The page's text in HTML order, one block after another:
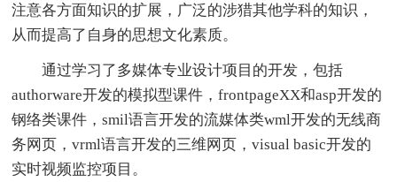
注意各方面知识的扩展，广泛的涉猎其他学科的知识，
从而提高了自身的思想文化素质。
通过学习了多媒体专业设计项目的开发，包括
authorware开发的模拟型课件，frontpageXX和asp开发的
钢络类课件，smil语言开发的流媒体类wml开发的无线商
务网页，vrml语言开发的三维网页，visual basic开发的
实时视频监控项目。